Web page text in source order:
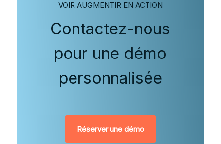
VOIR AUGMENTIR EN ACTION
Contactez-nous
pour une démo
personnalisée
Réserver une démo